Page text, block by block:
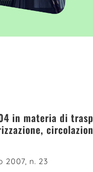
in materia di
2007, n. 23